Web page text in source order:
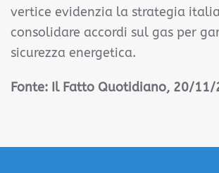
vertice evidenzia la strategia
consolidare accordi sul gas per
sicurezza energetica.
Fonte: Il Fatto Quotidiano, 20/11/